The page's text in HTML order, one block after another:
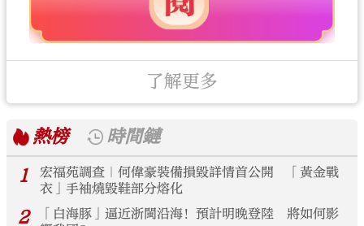
了解更多
熱榜
時間鏈
1
宏福苑調查｜何偉豪裝備損毀詳情首公開 「黃金戰
衣」手袖燒毀鞋部分熔化
2
「白海豚」逼近浙閩沿海！預計明晚登陸 將如何影